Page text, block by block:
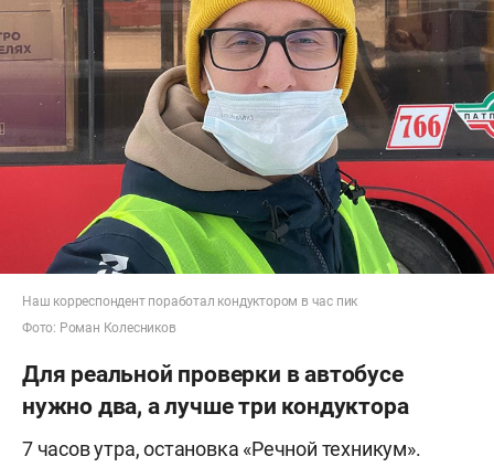
Наш корреспондент поработал кондуктором в час пик
Фото: Роман Колесников
Для реальной проверки в автобусе
нужно два, а лучше три кондуктора
7 часов утра, остановка «Речной техникум».